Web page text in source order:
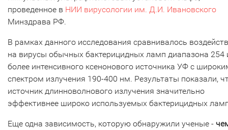
проведенное в НИИ вирусологии им. Д.И. Ивановского
Минздрава РФ.
В рамках данного исследования сравнивалось
на вирусы обычных бактерицидных ламп диапазона 254
более интенсивного ксенонового источника УФ с
спектром излучения 190-400 нм. Результаты показали,
источник длинноволнового излучения значительно
эффективнее широко используемых бактерицидных
Еще одна зависимость, которую обнаружили ученые -